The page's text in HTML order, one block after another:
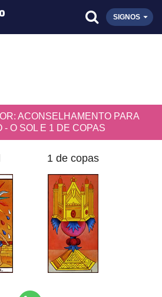
SIGNOS
ACONSELHAMENTO PARA
- O SOL E 1 DE COPAS
1 de copas